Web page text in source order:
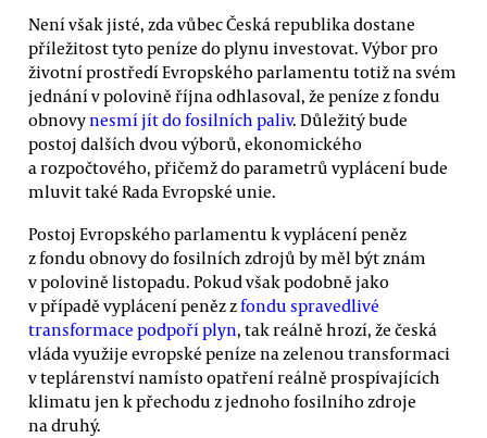
Není však jisté, zda vůbec Česká republika dostane
příležitost tyto peníze do plynu investovat. Výbor pro
životní prostředí Evropského parlamentu totiž na svém
jednání v polovině října odhlasoval, že peníze z fondu
obnovynesmí jít do fosilních paliv. Důležitý bude
postoj dalších dvou výborů, ekonomického
a rozpočtového, přičemž do parametrů vyplácení bude
mluvit také Rada Evropské unie.
Postoj Evropského parlamentu k vyplácení peněz
z fondu obnovy do fosilních zdrojů by měl být znám
v polovině listopadu. Pokud však podobně jako
v případě vyplácení peněz zfondu spravedlivé
transformace podpoří plyn, tak reálně hrozí, že česká
vláda využije evropské peníze na zelenou transformaci
v teplárenství namísto opatření reálně prospívajících
klimatu jen k přechodu z jednoho fosilního zdroje
na druhý.